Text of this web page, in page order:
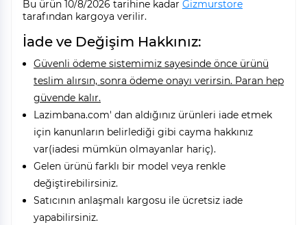
Bu ürün 10/8/2026 tarihine kadar Gizmurstore
tarafından kargoya verilir.
İade ve Değişim Hakkınız:
Güvenli ödeme sistemimiz sayesinde önce ürünü
teslim alırsın, sonra ödeme onayı verirsin. Paran hep
güvende kalır.
Lazimbana.com' dan aldığınız ürünleri iade etmek
için kanunların belirlediği gibi cayma hakkınız
var(iadesi mümkün olmayanlar hariç).
Gelen ürünü farklı bir model veya renkle
değiştirebilirsiniz.
Satıcının anlaşmalı kargosu ile ücretsiz iade
yapabilirsiniz.